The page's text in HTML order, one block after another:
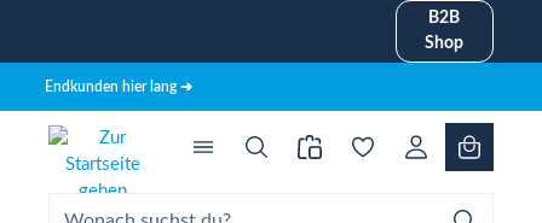
B2B
Shop
Endkunden hier lang ➜